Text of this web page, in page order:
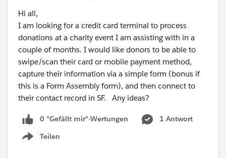
Hi all,
I am looking for a credit card terminal to process
donations at a charity event I am assisting with in a
couple of months. I would like donors to be able to
swipe/scan their card or mobile payment method,
capture their information via a simple form (bonus if
this is a Form Assembly form), and then connect to
their contact record in SF. Any ideas?
0 "Gefällt mir"-Wertungen
1 Antwort
Teilen
Show menu